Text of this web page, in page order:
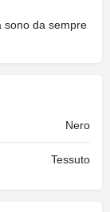
sono da sempre
Nero
Tessuto